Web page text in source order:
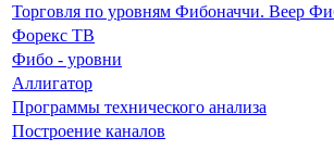
Торговля по уровням Фибоначчи. Веер
Форекс ТВ
Фибо - уровни
Аллигатор
Программы технического анализа
Построение каналов